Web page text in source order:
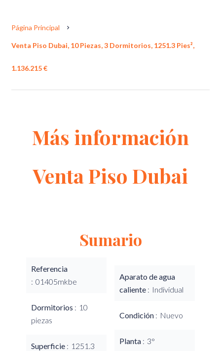
Página Principal
Venta Piso Dubai, 10 Piezas, 3 Dormitorios, 1251.3 Pies²,
1.136.215 €
Más información
Venta Piso Dubai
Sumario
Referencia
01405mkbe
Dormitorios
10
piezas
Superficie
1251.3
Aparato de agua
caliente
Individual
Condición Nuevo
Planta 3°